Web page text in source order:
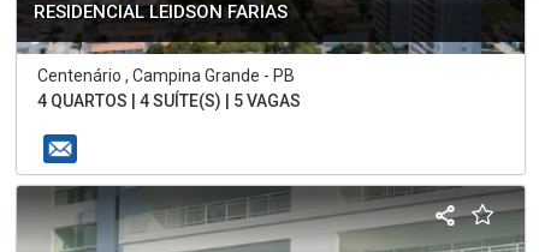
RESIDENCIAL LEIDSON FARIAS
Centenário , Campina Grande - PB
4 QUARTOS | 4 SUÍTE(S) | 5 VAGAS